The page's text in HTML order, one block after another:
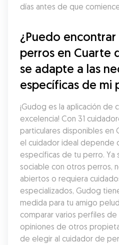
días antes de que
¿Puedo
perros en Cuarte
se adapte a las
específicas de mi
¡Gudog es la aplicación
excelencia! Con 31
particulares disponibles en
el cuidador ideal depende
específicas de tu perro. Ya
sociable con otros perros,
abiertos o requiera
especializados, Gudog
medida para tu amigo
comparar varios perfiles de
opiniones de otros
de elegir al cuidador de